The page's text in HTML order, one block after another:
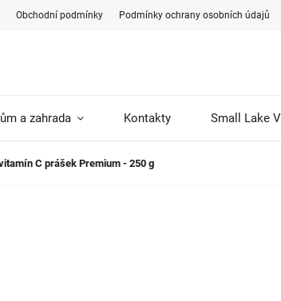
Obchodní podmínky Podmínky ochrany osobních údajů
a zahrada Kontakty Small Lake
C prášek Premium - 250 g